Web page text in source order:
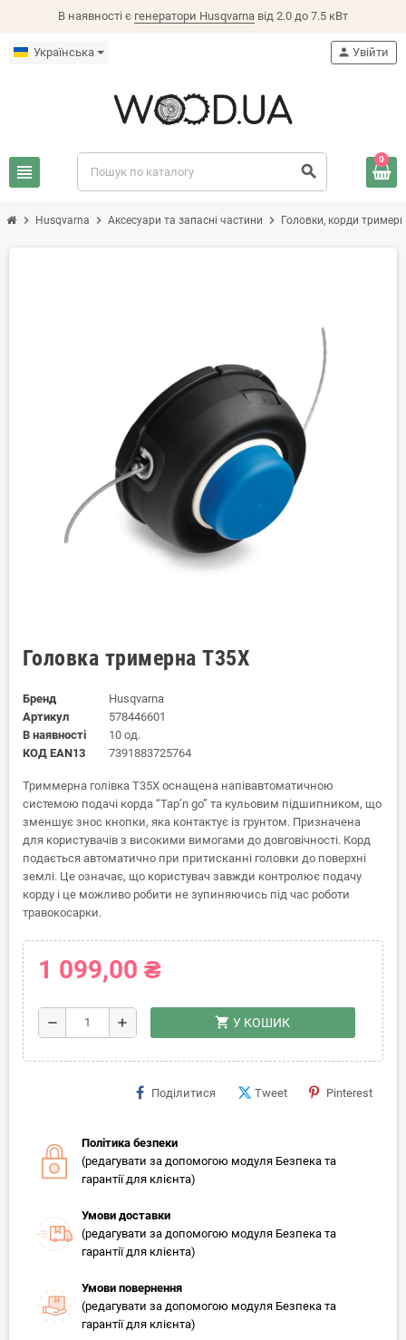
В наявності є генератори Husqvarna від 2.0 до 7.5 кВт
Українська
view_headline search
person Увійти
0
chevron_right Husqvarna chevron_right Аксесуари та запасні частини chevron_right Головки, корди
Головка тримерна T35Х
Бренд
Husqvarna
Артикул
578446601
В наявності
10 од.
КОД EAN13
7391883725764
Триммерна голівка T35X оснащена напівавтоматичною
системою подачі корда “Tap’n go” та кульовим підшипником, що
зменшує знос кнопки, яка контактує із грунтом. Призначена
для користувачів з високими вимогами до довговічності. Корд
подається автоматично при притисканні головки до поверхні
землі. Це означає, що користувач завжди контролює подачу
корду і це можливо робити не зупиняючись під час роботи
травокосарки.
1 099,00 ₴
remove add shopping_cart У КОШИК
Поділитися Tweet Pinterest
Політика безпеки
(редагувати за допомогою модуля Безпека та
гарантії для клієнта)
Умови доставки
(редагувати за допомогою модуля Безпека та
гарантії для клієнта)
Умови повернення
(редагувати за допомогою модуля Безпека та
гарантії для клієнта)